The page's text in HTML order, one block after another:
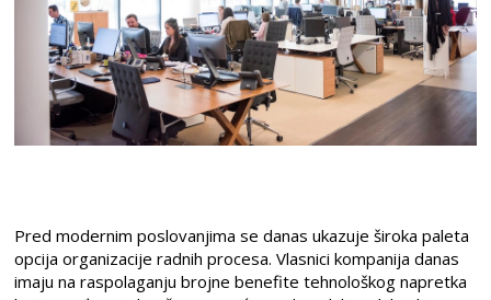
Pred modernim poslovanjima se danas ukazuje široka paleta
opcija organizacije radnih procesa. Vlasnici kompanija danas
imaju na raspolaganju brojne benefite tehnološkog napretka